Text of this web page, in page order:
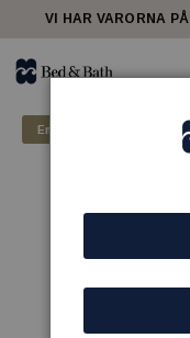
VI HAR VARORNA
Endast för företagskunder